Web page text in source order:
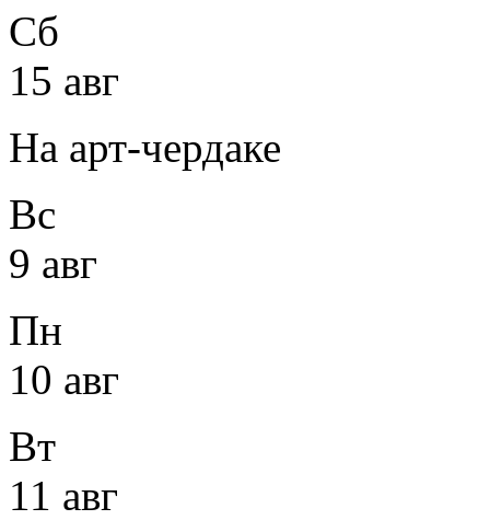
Сб
15 авг
На арт-чердаке
Вс
9 авг
Пн
10 авг
Вт
11 авг